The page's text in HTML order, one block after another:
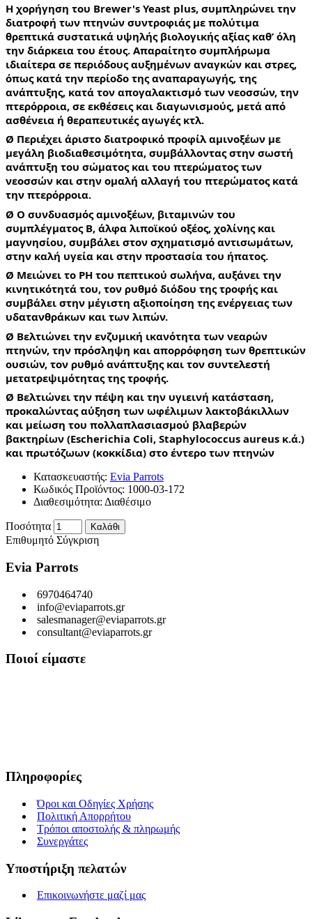
Η χορήγηση του Brewer's Yeast plus, συμπληρώνει την
διατροφή των πτηνών συντροφιάς με πολύτιμα
θρεπτικά συστατικά υψηλής βιολογικής αξίας καθ’ όλη
την διάρκεια του έτους. Απαραίτητο συμπλήρωμα
ιδιαίτερα σε περιόδους αυξημένων αναγκών και στρες,
όπως κατά την περίοδο της αναπαραγωγής, της
ανάπτυξης, κατά τον απογαλακτισμό των νεοσσών, την
πτερόρροια, σε εκθέσεις και διαγωνισμούς, μετά από
ασθένεια ή θεραπευτικές αγωγές κτλ.
Ø Περιέχει άριστο διατροφικό προφίλ αμινοξέων με
μεγάλη βιοδιαθεσιμότητα, συμβάλλοντας στην σωστή
ανάπτυξη του σώματος και του πτερώματος των
νεοσσών και στην ομαλή αλλαγή του πτερώματος κατά
την πτερόρροια.
Ø Ο συνδυασμός αμινοξέων, βιταμινών του
συμπλέγματος Β, άλφα λιποϊκού οξέος, χολίνης και
μαγνησίου, συμβάλει στον σχηματισμό αντισωμάτων,
στην καλή υγεία και στην προστασία του ήπατος.
Ø Μειώνει το PH του πεπτικού σωλήνα, αυξάνει την
κινητικότητά του, τον ρυθμό διόδου της τροφής και
συμβάλει στην μέγιστη αξιοποίηση της ενέργειας των
υδατανθράκων και των λιπών.
Ø Βελτιώνει την ενζυμική ικανότητα των νεαρών
πτηνών, την πρόσληψη και απορρόφηση των θρεπτικών
ουσιών, τον ρυθμό ανάπτυξης και τον συντελεστή
μετατρεψιμότητας της τροφής.
Ø Βελτιώνει την πέψη και την υγιεινή κατάσταση,
προκαλώντας αύξηση των ωφέλιμων λακτοβάκιλλων
και μείωση του πολλαπλασιασμού βλαβερών
βακτηρίων (Escherichia Coli, Staphylococcus aureus κ.ά.)
και πρωτόζωων (κοκκίδια) στο έντερο των πτηνών
Κατασκευαστής: Evia Parrots
Κωδικός Προϊόντος: 1000-03-172
Διαθεσιμότητα: Διαθέσιμο
Ποσότητα Καλάθι
Επιθυμητό Σύγκριση
Evia Parrots
6970464740
info@eviaparrots.gr
salesmanager@eviaparrots.gr
consultant@eviaparrots.gr
Ποιοί είμαστε
Πληροφορίες
Όροι και Οδηγίες Χρήσης
Πολιτική Απορρήτου
Τρόποι αποστολής & πληρωμής
Συνεργάτες
Υποστήριξη πελατών
Επικοινωνήστε μαζί μας